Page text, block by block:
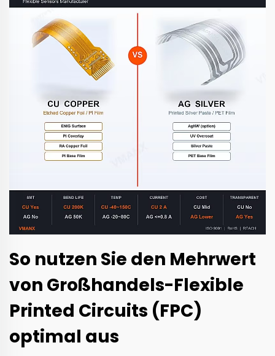
So nutzen Sie den Mehrwert
von Großhandels-Flexible
Printed Circuits (FPC)
optimal aus